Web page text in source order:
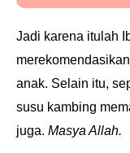
Jadi karena itulah
anak. Selain itu,
susu kambing
juga. Masya Allah.